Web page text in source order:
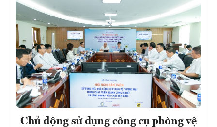
Chủ động sử dụng công cụ phòng vệ